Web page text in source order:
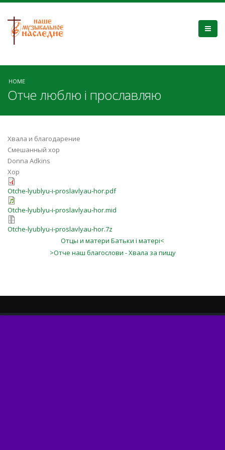
HOME
Отче люблю i прославляю
Хвала и благодарение
Смешанный хор
Donna Adkins
Хор
Otche-lyublyu-i-proslavlyau-hor.pdf
Otche-lyublyu-i-proslavlyau-hor.mid
Otche-lyublyu-i-proslavlyau-hor.7z
Отцы и матери Бaтьки i мaтepi<
>Отче наш благослови - Хвала за пищу